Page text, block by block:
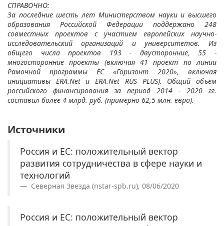
СПРАВОЧНО:
За последние шесть лет Министерством науки и высшего
образования Российской Федерации поддержано 248
совместных проектов с участием европейских научно-
исследовательский организаций и университетов. Из
общего числа проектов 193 - двусторонние, 55 -
многосторонние проекты (включая 41 проект по линии
Рамочной программы ЕС «Горизонт 2020», включая
инициативы ERA.Net и ERA.Net RUS PLUS). Общий объем
российского финансирования за период 2014 - 2020 гг.
составил более 4 млрд. руб. (примерно 62,5 млн. евро).
Источники
Россия и ЕС: положительный вектор
развития сотрудничества в сфере науки и
технологий
Северная Звезда (nstar-spb.ru), 08/06/2020
Россия и ЕС: положительный вектор